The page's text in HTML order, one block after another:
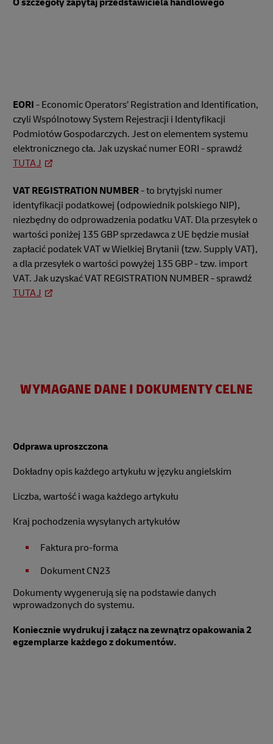
O szczegóły zapytaj przedstawiciela handlowego
EORI - Economic Operators’ Registration and Identification,
czyli Wspólnotowy System Rejestracji i Identyfikacji
Podmiotów Gospodarczych. Jest on elementem systemu
elektronicznego cła. Jak uzyskać numer EORI - sprawdź
TUTAJ
VAT REGISTRATION NUMBER- to brytyjski numer
identyfikacji podatkowej (odpowiednik polskiego NIP),
niezbędny do odprowadzenia podatku VAT. Dla przesyłek o
wartości poniżej 135 GBP sprzedawca z UE będzie musiał
zapłacić podatek VAT w Wielkiej Brytanii (tzw. Supply VAT),
a dla przesyłek o wartości powyżej 135 GBP - tzw. import
VAT. Jak uzyskać VAT REGISTRATION NUMBER - sprawdź
TUTAJ
WYMAGANE DANE I DOKUMENTY CELNE
Odprawa uproszczona
Dokładny opis każdego artykułu w języku angielskim
Liczba, wartość i waga każdego artykułu
Kraj pochodzenia wysyłanych artykułów
Faktura pro-forma
Dokument CN23
Dokumenty wygenerują się na podstawie danych
wprowadzonych do systemu.
Koniecznie wydrukuj i załącz na zewnątrz opakowania 2
egzemplarze każdego z dokumentów.